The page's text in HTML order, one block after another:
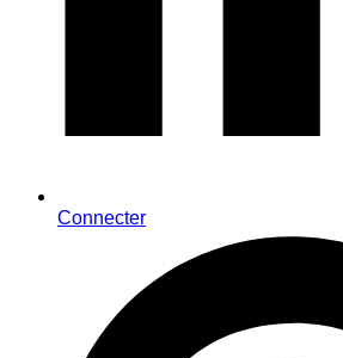
Connecter